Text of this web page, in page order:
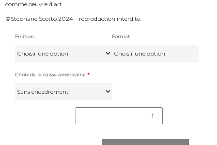
comme oeuvre d’art.
©Stéphane Scotto 2024 – reproduction interdite.
Finition Format
Choix de la caisse américaine *
quantité